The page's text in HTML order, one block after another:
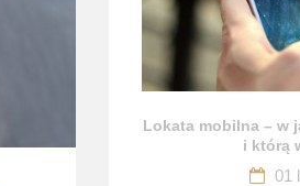
Lokata mobilna – w
i którą
01